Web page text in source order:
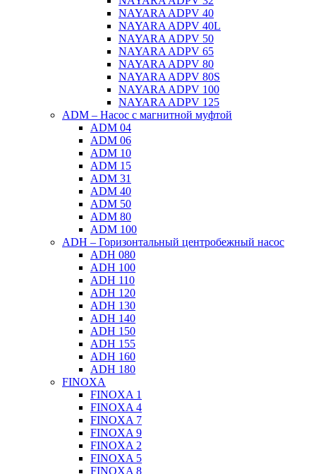
NAYARA ADPV 40
NAYARA ADPV 40L
NAYARA ADPV 50
NAYARA ADPV 65
NAYARA ADPV 80
NAYARA ADPV 80S
NAYARA ADPV 100
NAYARA ADPV 125
ADM – Насос с магнитной муфтой
ADM 04
ADM 06
ADM 10
ADM 15
ADM 31
ADM 40
ADM 50
ADM 80
ADM 100
ADH – Горизонтальный центробежный насос
ADH 080
ADH 100
ADH 110
ADH 120
ADH 130
ADH 140
ADH 150
ADH 155
ADH 160
ADH 180
FINOXA
FINOXA 1
FINOXA 4
FINOXA 7
FINOXA 9
FINOXA 2
FINOXA 5
FINOXA 8